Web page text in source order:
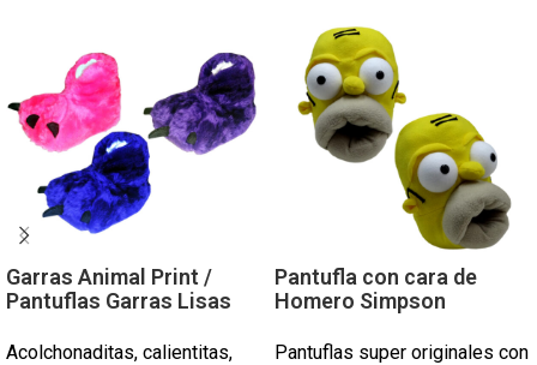
Garras Animal Print /
Pantuflas Garras Lisas
Acolchonaditas, calientitas,
Pantufla con cara de
Homero Simpson
Pantuflas super originales con